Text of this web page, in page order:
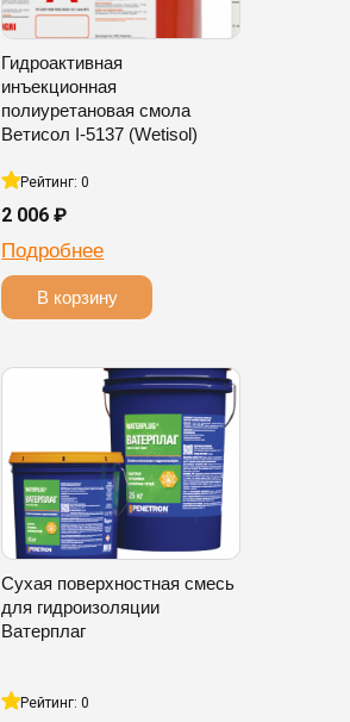
Гидроактивная
инъекционная
полиуретановая смола
Ветисол I-5137 (Wetisol)
Рейтинг: 0
2 006 ₽
Подробнее
В корзину
Сухая поверхностная смесь
для гидроизоляции
Ватерплаг
Рейтинг: 0